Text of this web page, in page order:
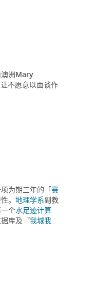
澳洲Mary
不愿意以面谈作
为期三年的「赛
。 地理学系副教
个水足迹计算
库及『我城我